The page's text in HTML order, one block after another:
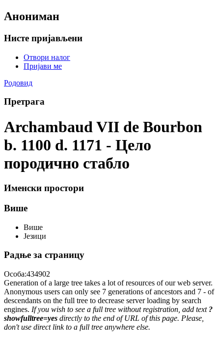
Анониман
Нисте пријављени
Отвори налог
Пријави ме
Родовид
Претрага
Archambaud VII de Bourbon
b. 1100 d. 1171 - Цело
породично стабло
Именски простори
Више
Више
Језици
Радње за страницу
Особа:434902
Generation of a large tree takes a lot of resources of our web server.
Anonymous users can only see 7 generations of ancestors and 7 - of
descendants on the full tree to decrease server loading by search
engines. If you wish to see a full tree without registration, add text ?
showfulltree=yes directly to the end of URL of this page. Please,
don't use direct link to a full tree anywhere else.